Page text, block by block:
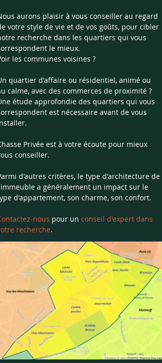
aurons plaisir à vous conseiller au regard
votre style de vie et de vos goûts, pour cibler
recherche dans les quartiers qui vous
le mieux.
les communes voisines ?
quartier d'affaire ou résidentiel, animé ou
calme, avec des commerces de proximité ?
étude approfondie des quartiers qui vous
est nécessaire avant de vous
Privée est à votre écoute pour mieux
conseiller.
d'autres critères, le type d'architecture de
a généralement un impact sur le
d'appartement, son charme, son confort.
nous pour un conseil d'expert dans
recherche.